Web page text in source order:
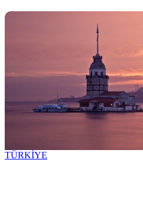
TÜRKİYE